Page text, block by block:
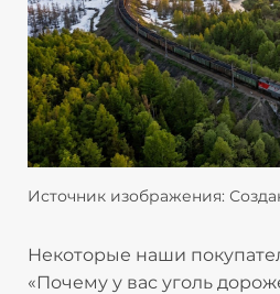
Источник изображения:
Некоторые наши
«Почему у вас уголь